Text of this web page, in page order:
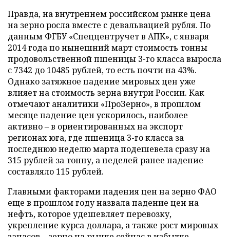
Правда, на внутреннем российском рынке цена
на зерно росла вместе с девальвацией рубля. По
данным ФГБУ «Спеццентручет в АПК», с января
2014 года по нынешний март стоимость тонны
продовольственной пшеницы 3-го класса выросла
с 7342 до 10485 рублей, то есть почти на 43%.
Однако затяжное падение мировых цен уже
влияет на стоимость зерна внутри России. Как
отмечают аналитики «ПроЗерно», в прошлом
месяце падение цен ускорилось, наиболее
активно – в ориентированных на экспорт
регионах юга, где пшеница 3-го класса за
последнюю неделю марта подешевела сразу на
315 рублей за тонну, а неделей ранее падение
составляло 115 рублей.
Главными факторами падения цен на зерно ФАО
еще в прошлом году назвала падение цен на
нефть, которое удешевляет перевозку,
укрепление курса доллара, а также рост мировых